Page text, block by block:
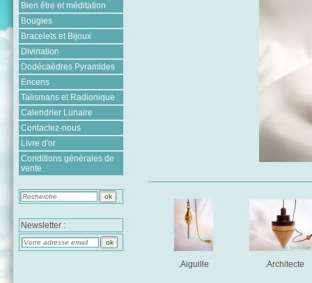
Bien être et méditation
Bougies
Bracelets et Bijoux
Divination
Dodécaèdres Pyramides
Encens
Talismans et Radionique
Calendrier Lunaire
Contactez-nous
Livre d'or
Conditions générales de
vente
Newsletter :
.Aiguille .Architecte